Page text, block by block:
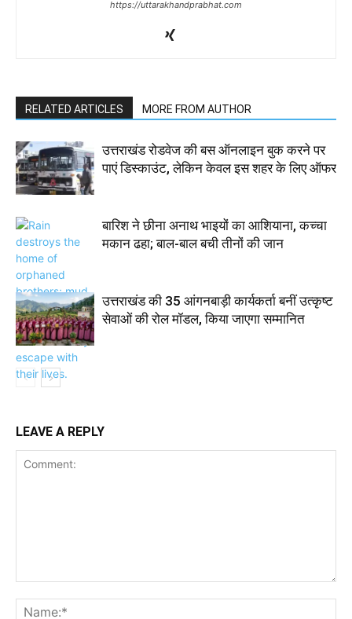
https://uttarakhandprabhat.com
RELATED ARTICLES MORE FROM AUTHOR
उत्तराखंड रोडवेज की बस ऑनलाइन बुक करने पर
पाएं डिस्काउंट, लेकिन केवल इस शहर के लिए ऑफर
बारिश ने छीना अनाथ भाइयों का आशियाना, कच्चा
मकान ढहा; बाल-बाल बची तीनों की जान
उत्तराखंड की 35 आंगनबाड़ी कार्यकर्ता बनीं उत्कृष्ट
सेवाओं की रोल मॉडल, किया जाएगा सम्मानित
LEAVE A REPLY